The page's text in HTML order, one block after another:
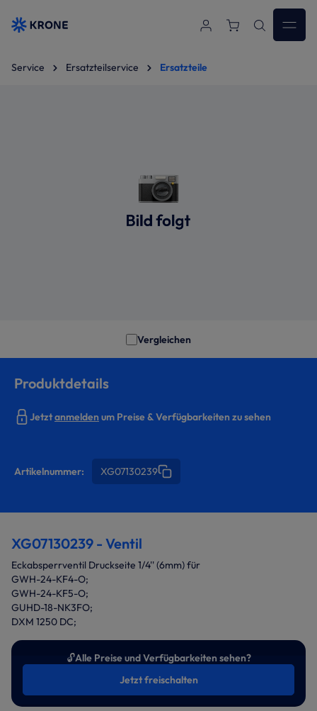
Zum Hauptinhalt springen
Service Ersatzteilservice Ersatzteile
Vergleichen
Produktdetails
Jetztanmeldenum Preise & Verfügbarkeiten zu sehen
Artikelnummer: XG07130239
XG07130239 - Ventil
Eckabsperrventil Druckseite 1/4'' (6mm) für
GWH-24-KF4-O;
GWH-24-KF5-O;
GUHD-18-NK3FO;
DXM 1250 DC;
🔓Alle Preise und Verfügbarkeiten sehen?
Jetzt freischalten